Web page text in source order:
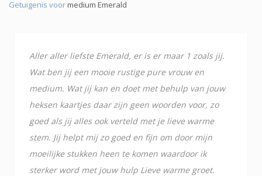
Getuigenis voormedium Emerald
Aller aller liefste Emerald, er is er maar 1 zoals jij.
Wat ben jij een mooie rustige pure vrouw en
medium. Wat jij kan en doet met behulp van jouw
heksen kaartjes daar zijn geen woorden voor, zo
goed als jij alles ook verteld met je lieve warme
stem. Jij helpt mij zo goed en fijn om door mijn
moeilijke stukken heen te komen waardoor ik
sterker word met jouw hulp Lieve warme groet.